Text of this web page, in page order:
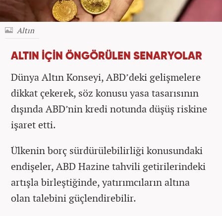
Altın
ALTIN İÇİN ÖNGÖRÜLEN SENARYOLAR
Dünya Altın Konseyi, ABD’deki gelişmelere
dikkat çekerek, söz konusu yasa tasarısının
dışında ABD’nin kredi notunda düşüş riskine
işaret etti.
Ülkenin borç sürdürülebilirliği konusundaki
endişeler, ABD Hazine tahvili getirilerindeki
artışla birleştiğinde, yatırımcıların altına
olan talebini güçlendirebilir.